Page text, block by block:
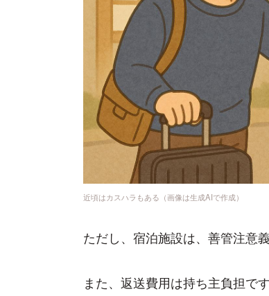
近頃はカスハラもある（画像は生成AIで作成）
ただし、宿泊施設は、善管注意
また、返送費用は持ち主負担で